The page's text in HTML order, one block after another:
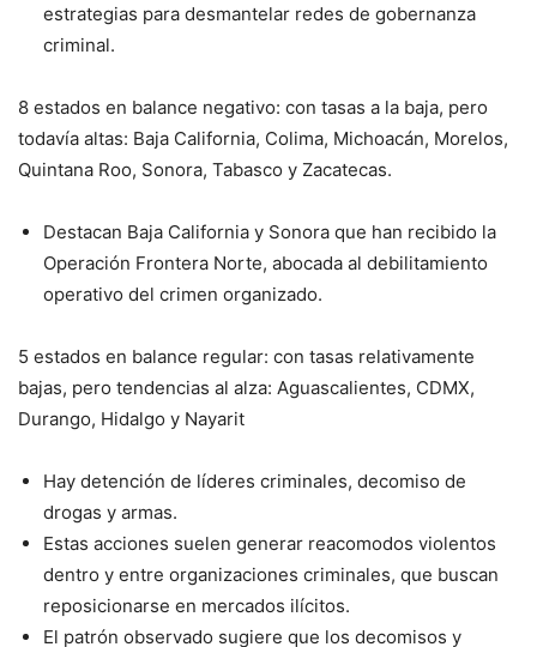
estrategias para desmantelar redes de gobernanza
criminal.
8 estados en balance negativo: con tasas a la baja, pero
todavía altas: Baja California, Colima, Michoacán, Morelos,
Quintana Roo, Sonora, Tabasco y Zacatecas.
Destacan Baja California y Sonora que han recibido la
Operación Frontera Norte, abocada al debilitamiento
operativo del crimen organizado.
5 estados en balance regular: con tasas relativamente
bajas, pero tendencias al alza: Aguascalientes, CDMX,
Durango, Hidalgo y Nayarit
Hay detención de líderes criminales, decomiso de
drogas y armas.
Estas acciones suelen generar reacomodos violentos
dentro y entre organizaciones criminales, que buscan
reposicionarse en mercados ilícitos.
El patrón observado sugiere que los decomisos y